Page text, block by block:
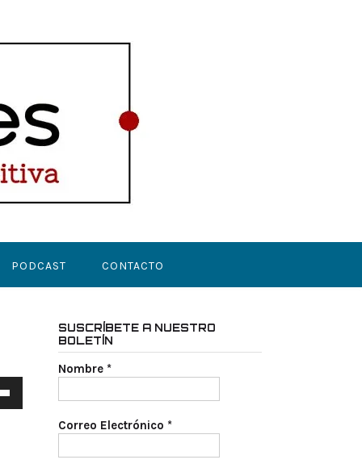
PODCAST CONTACTO
SUSCRÍBETE A NUESTRO
BOLETÍN
Nombre *
Correo Electrónico *